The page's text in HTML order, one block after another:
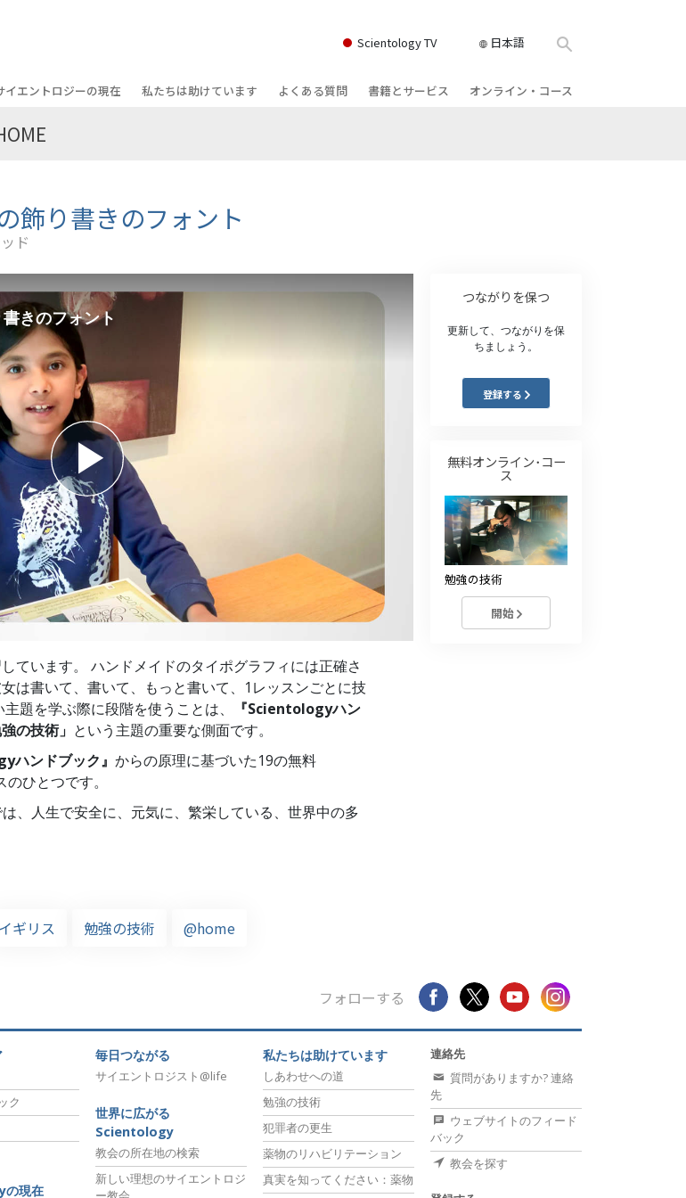
Scientology TV 日本語
ーション
ンド･ベース
ンズ
ロジーを
らす
イエントロジーの現在
ランド・オープニング
ビッド･ミスキャベッジ氏—
の教会指導者
私たちは助けています
クリミノン
真実を知ってください：薬物
ユナイテッド･フォー･ヒューマンライ
市民の人権擁護の会
サイエントロジー･ボランティア･ミニ
よくある質問 書籍とサービス
初級のサービス
オンライン・コース
病気やけがのためのアシスト
感情のトーン・スケール
職場のためのツール
エシックスとコンディション
抑圧の原因
調査
飾り書きのフォント
ド
ています。 ハンドメイドのタイポグラフィには正確さ
は書いて、書いて、もっと書いて、1レッスンごとに技
題を学ぶ際に段階を使うことは、
『Scientologyハン
強の技術」 という主題の重要な側面です。
ハンドブック』 からの原理に基づいた19の無料
ひとつです。
は、人生で安全に、元気に、繁栄している、世界中の多
イギリス 勉強の技術 @home
つながりを保つ
更新して、つながりを保
ちましょう。
登録する
無料オンライン･コー
ス
勉強の技術
開始
フォローする
ク
現在
毎日つながる
サイエントロジスト@life
世界に広がる
Scientology
教会の所在地の検索
新しい理想のサイエントロジ
私たちは助けています
しあわせへの道
勉強の技術
犯罪者の更生
薬物のリハビリテーション
真実を知ってください：薬物
連絡先
質問がありますか? 連絡
先
ウェブサイトのフィード
バック
教会を探す